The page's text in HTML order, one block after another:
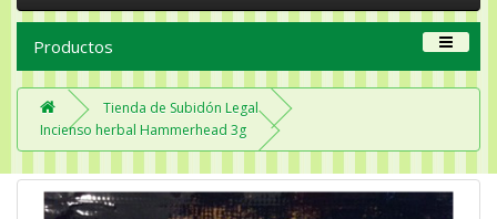
Productos
Tienda de Subidón Legal
Incienso herbal Hammerhead 3g